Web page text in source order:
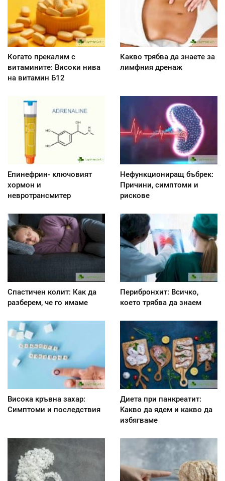
Когато прекалим с
витамините: Високи нива
на витамин Б12
Какво трябва да знаете за
лимфния дренаж
Епинефрин- ключовият
хормон и
невротрансмитер
Нефункциониращ бъбрек:
Причини, симптоми и
рискове
Спастичен колит: Как да
разберем, че го имаме
Перибронхит: Всичко,
което трябва да знаем
Висока кръвна захар:
Симптоми и последствия
Диета при панкреатит:
Kакво да ядем и какво да
избягваме